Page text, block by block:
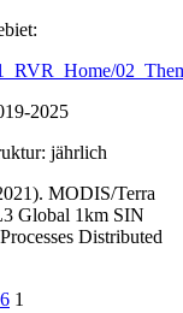
2025
jährlich
MODIS/Terra
Global 1km SIN
Distributed
1